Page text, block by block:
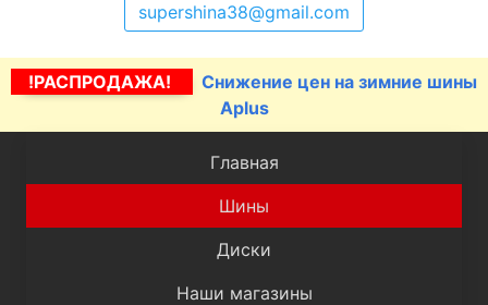
supershina38@gmail.com
!РАСПРОДАЖА!
Снижение цен на зимние шины
Aplus
Главная
Шины
Диски
Наши магазины